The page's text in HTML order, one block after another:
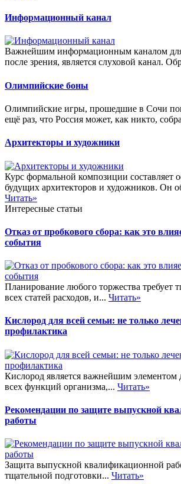
Информационный канал
Важнейшим информационным каналом
после зрения, является слуховой канал.
Олимпийские боны
Олимпийские игры, прошедшие в Сочи
ещё раз, что Россия может, как никто,
Архитекторы и художники
Курс формальной композиции составляет
будущих архитекторов и художников. Он
Читать»
Интересные статьи
Отказ от пробкового сбора: как это
события
Планирование любого торжества требует
всех статей расходов, и... Читать»
Кислород для всей семьи: не только
профилактика
Кислород является важнейшим элементом
всех функций организма,... Читать»
Рекомендации по защите выпускной
работы
Защита выпускной квалификационной
тщательной подготовки... Читать»